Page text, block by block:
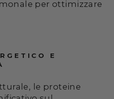
per ottimizzare
E
le proteine